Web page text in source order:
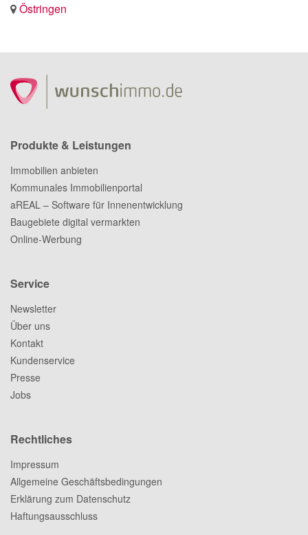
Östringen
Produkte & Leistungen
Immobilien anbieten
Kommunales Immobilienportal
aREAL – Software für Innenentwicklung
Baugebiete digital vermarkten
Online-Werbung
Service
Newsletter
Über uns
Kontakt
Kundenservice
Presse
Jobs
Rechtliches
Impressum
Allgemeine Geschäftsbedingungen
Erklärung zum Datenschutz
Haftungsausschluss